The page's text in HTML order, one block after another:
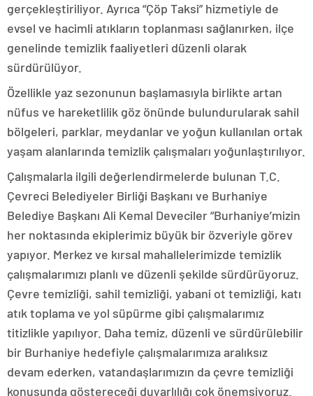
gerçekleştiriliyor. Ayrıca “Çöp Taksi” hizmetiyle de
evsel ve hacimli atıkların toplanması sağlanırken, ilçe
genelinde temizlik faaliyetleri düzenli olarak
sürdürülüyor.
Özellikle yaz sezonunun başlamasıyla birlikte artan
nüfus ve hareketlilik göz önünde bulundurularak sahil
bölgeleri, parklar, meydanlar ve yoğun kullanılan ortak
yaşam alanlarında temizlik çalışmaları yoğunlaştırılıyor.
Çalışmalarla ilgili değerlendirmelerde bulunan T.C.
Çevreci Belediyeler Birliği Başkanı ve Burhaniye
Belediye Başkanı Ali Kemal Deveciler “Burhaniye’mizin
her noktasında ekiplerimiz büyük bir özveriyle görev
yapıyor. Merkez ve kırsal mahallelerimizde temizlik
çalışmalarımızı planlı ve düzenli şekilde sürdürüyoruz.
Çevre temizliği, sahil temizliği, yabani ot temizliği, katı
atık toplama ve yol süpürme gibi çalışmalarımız
titizlikle yapılıyor. Daha temiz, düzenli ve sürdürülebilir
bir Burhaniye hedefiyle çalışmalarımıza aralıksız
devam ederken, vatandaşlarımızın da çevre temizliği
konusunda göstereceği duyarlılığı çok önemsiyoruz.